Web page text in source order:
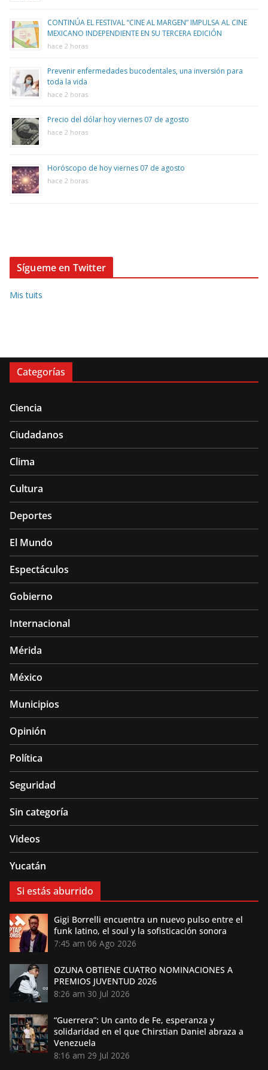
CONTINÚA EL FESTIVAL “CINE AL MARGEN” IMPULSA AL CINE
MEXICANO INDEPENDIENTE EN SU TERCERA EDICIÓN
hace 2 horas
Prevenir enfermedades bucodentales, una inversión para
toda la vida
hace 2 horas
Precio del dólar hoy viernes 07 de agosto
hace 2 horas
Horóscopo de hoy viernes 07 de agosto
hace 2 horas
Sígueme en Twitter
Mis tuits
Categorías
Ciencia
Ciudadanos
Clima
Cultura
Deportes
El Mundo
Espectáculos
Gobierno
Internacional
Mérida
México
Municipios
Opinión
Política
Seguridad
Sin categoría
Videos
Yucatán
Si estás aburrido
Gigi Borrelli encuentra un nuevo pulso entre el
funk latino, el soul y la sofisticación sonora
7:45 am 06 Ago 2026
OZUNA OBTIENE CUATRO NOMINACIONES A
PREMIOS JUVENTUD 2026
8:26 am 30 Jul 2026
“Guerrera”: Un canto de Fe, esperanza y
solidaridad en el que Chirstian Daniel abraza a
Venezuela
8:16 am 29 Jul 2026